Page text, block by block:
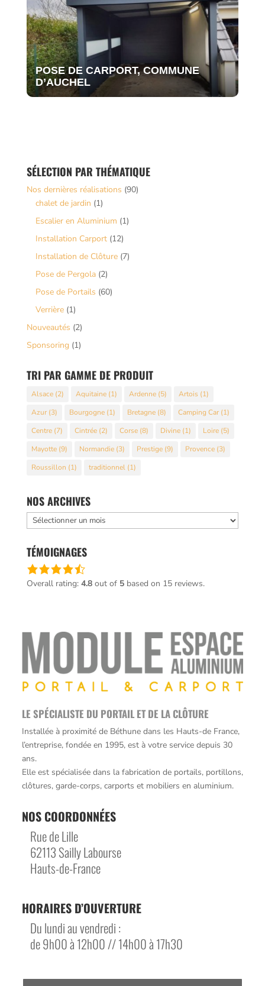
POSE DE CARPORT, COMMUNE
D’AUCHEL
SÉLECTION PAR THÉMATIQUE
Nos dernières réalisations (90)
chalet de jardin (1)
Escalier en Aluminium (1)
Installation Carport(12)
Installation de Clôture(7)
Pose de Pergola(2)
Pose de Portails (60)
Verrière(1)
Nouveautés (2)
Sponsoring(1)
TRI PAR GAMME DE PRODUIT
Alsace(2) Aquitaine(1) Ardenne(5) Artois(1)
Azur(3) Bourgogne(1) Bretagne(8) Camping Car(1)
Centre(7) Cintrée(2) Corse(8) Divine(1) Loire(5)
Mayotte(9) Normandie(3) Prestige(9) Provence(3)
Roussillon (1) traditionnel(1)
NOS ARCHIVES
Nos
archives
TÉMOIGNAGES
Une
note
sur
12 345
votes
Overall rating: 4.8 out of 5based on 15 reviews.
LE SPÉCIALISTE DU PORTAIL ET DE LA CLÔTURE
Installée à proximité de Béthune dans les Hauts-de France,
l’entreprise, fondée en 1995, est à votre service depuis 30
ans.
Elle est spécialisée dans la fabrication de portails, portillons,
clôtures, garde-corps, carports et mobiliers en aluminium.
NOS COORDONNÉES
Rue de Lille
62113 Sailly Labourse
Hauts-de-France
HORAIRES D’OUVERTURE
Du lundi au vendredi :
de 9h00 à 12h00 // 14h00 à 17h30